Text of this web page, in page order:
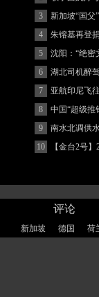
3
新加坡“国父
4
朱镕基再登
5
沈阳：“绝密
6
湖北司机醉
(图)
7
亚航印尼飞
客
8
中国“超级推
9
南水北调供
10
【金台2号
评论
新加坡 德国 荷